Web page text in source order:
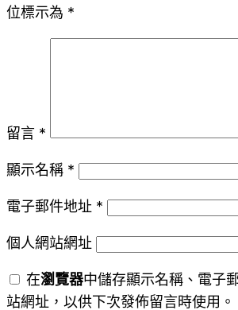
位標示為 *
留言 *
顯示名稱 *
電子郵件地址 *
個人網站網址
在瀏覽器中儲存顯示名稱、電子
站網址，以供下次發佈留言時使用。